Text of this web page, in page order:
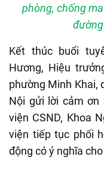
phòng, chống
Kết thúc buổi
Hương, Hiệu
phường Minh Khai,
Nội gửi lời cảm ơn
viện CSND, Khoa
viện tiếp tục phối
động có ý nghĩa